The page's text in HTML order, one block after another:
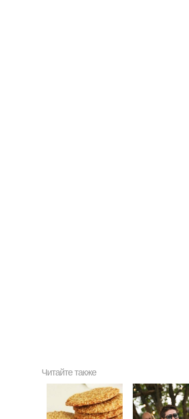
Читайте также